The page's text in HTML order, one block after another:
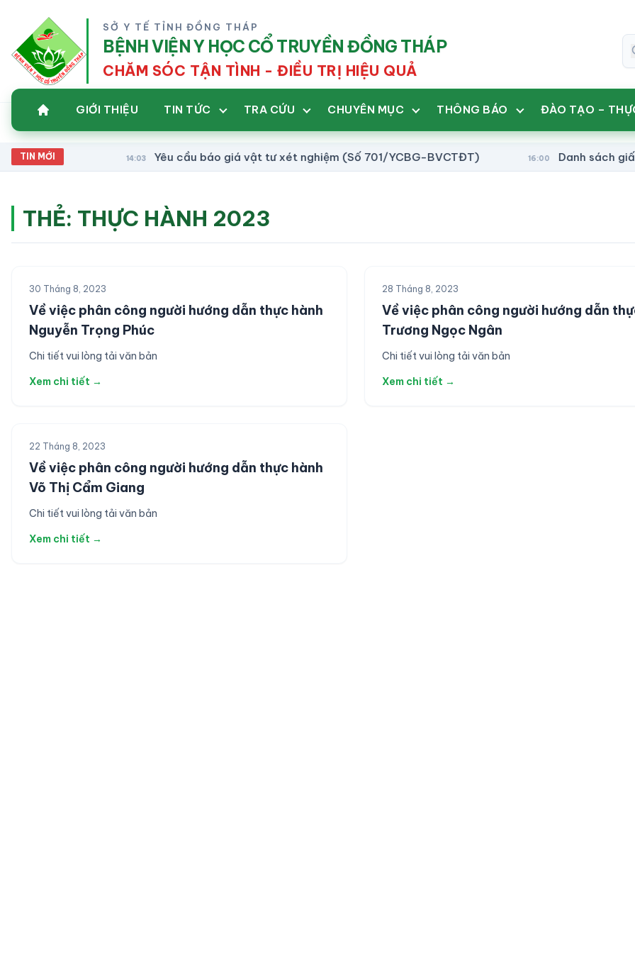
SỞ Y TẾ TỈNH ĐỒNG THÁP
BỆNH VIỆN Y HỌC CỔ TRUYỀN ĐỒNG THÁP
CHĂM SÓC TẬN TÌNH - ĐIỀU TRỊ HIỆU QUẢ
GIỚI THIỆU TIN TỨC TRA CỨU CHUYÊN MỤC THÔNG BÁO ĐÀO TẠO –
TIN MỚI Yêu cầu báo giá vật tư xét nghiệm (Số 701/YCBG-BVCTĐT) Danh sách giấy
THẺ: THỰC HÀNH 2023
30 Tháng 8, 2023
Về việc phân công người hướng dẫn thực hành
Nguyễn Trọng Phúc
Chi tiết vui lòng tải văn bản
Xem chi tiết →
28 Tháng 8, 2023
Về việc phân công người hướng dẫn
Trương Ngọc Ngân
Chi tiết vui lòng tải văn bản
Xem chi tiết →
22 Tháng 8, 2023
Về việc phân công người hướng dẫn thực hành
Võ Thị Cẩm Giang
Chi tiết vui lòng tải văn bản
Xem chi tiết →